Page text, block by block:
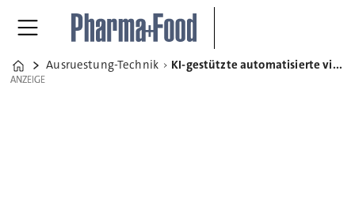
Home
Ausruestung-Technik KI-gestützte automatisierte visuelle Inspektion von Vials
ANZEIGE
ANZEIGE